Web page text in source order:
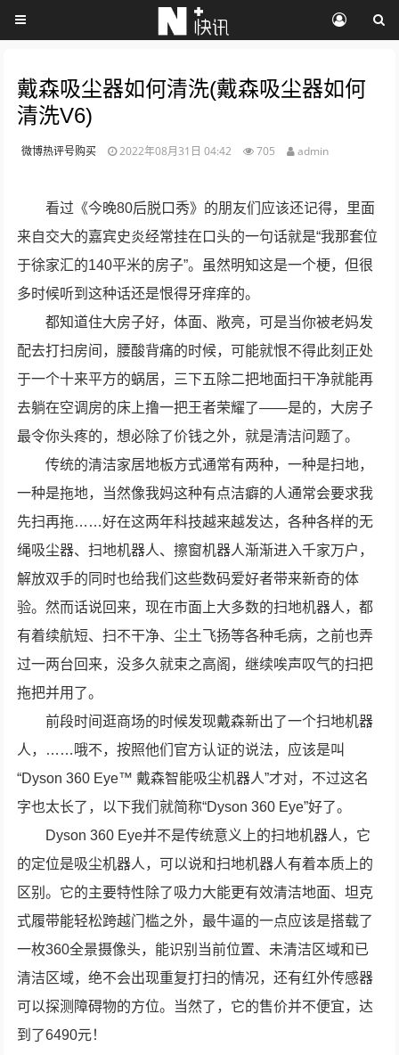
戴森吸尘器如何清洗(戴森吸尘器如何
清洗V6)
微博热评号购买 2022年08月31日 04:42 705 admin
看过《今晚80后脱口秀》的朋友们应该还记得，里面
来自交大的嘉宾史炎经常挂在口头的一句话就是“我那套位
于徐家汇的140平米的房子”。虽然明知这是一个梗，但很
多时候听到这种话还是恨得牙痒痒的。
都知道住大房子好，体面、敞亮，可是当你被老妈发
配去打扫房间，腰酸背痛的时候，可能就恨不得此刻正处
于一个十来平方的蜗居，三下五除二把地面扫干净就能再
去躺在空调房的床上撸一把王者荣耀了——是的，大房子
最令你头疼的，想必除了价钱之外，就是清洁问题了。
传统的清洁家居地板方式通常有两种，一种是扫地，
一种是拖地，当然像我妈这种有点洁癖的人通常会要求我
先扫再拖……好在这两年科技越来越发达，各种各样的无
绳吸尘器、扫地机器人、擦窗机器人渐渐进入千家万户，
解放双手的同时也给我们这些数码爱好者带来新奇的体
验。然而话说回来，现在市面上大多数的扫地机器人，都
有着续航短、扫不干净、尘土飞扬等各种毛病，之前也弄
过一两台回来，没多久就束之高阁，继续唉声叹气的扫把
拖把并用了。
前段时间逛商场的时候发现戴森新出了一个扫地机器
人，……哦不，按照他们官方认证的说法，应该是叫
“Dyson 360 Eye™ 戴森智能吸尘机器人”才对，不过这名
字也太长了，以下我们就简称“Dyson 360 Eye”好了。
Dyson 360 Eye并不是传统意义上的扫地机器人，它
的定位是吸尘机器人，可以说和扫地机器人有着本质上的
区别。它的主要特性除了吸力大能更有效清洁地面、坦克
式履带能轻松跨越门槛之外，最牛逼的一点应该是搭载了
一枚360全景摄像头，能识别当前位置、未清洁区域和已
清洁区域，绝不会出现重复打扫的情况，还有红外传感器
可以探测障碍物的方位。当然了，它的售价并不便宜，达
到了6490元！